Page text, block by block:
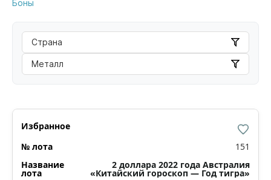
Боны
Страна
Металл
151
2 доллара 2022 года Австралия
«Китайский гороскоп — Год тигра»